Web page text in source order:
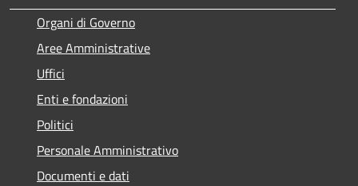
Organi di Governo
Aree Amministrative
Uffici
Enti e fondazioni
Politici
Personale Amministrativo
Documenti e dati